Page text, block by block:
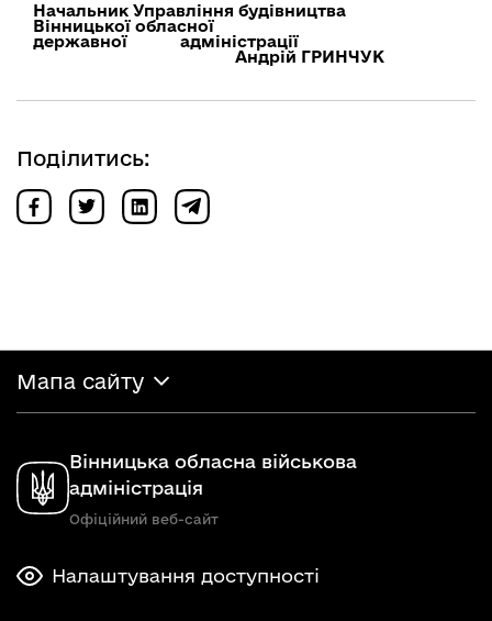
Начальник Управління будівництва
Вінницької обласної
державної адміністрації
Андрій ГРИНЧУК
Поділитись:
Мапа сайту
Вінницька обласна військова
адміністрація
Офіційний веб-сайт
Налаштування доступності